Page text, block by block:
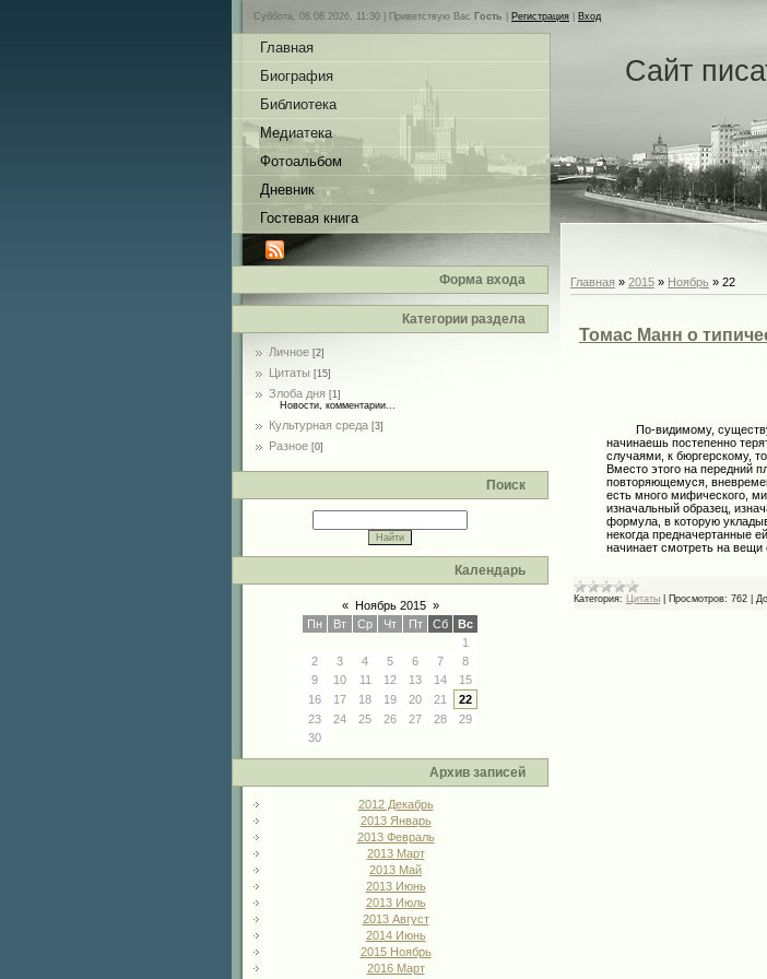
Суббота, 08.08.2026, 11:30 | Приветствую Вас Гость Регистрация Вход
Главная
Биография
Библиотека
Медиатека
Фотоальбом
Дневник
Гостевая книга
Форма входа
Категории раздела
Личное [2]
Цитаты [15]
Злоба дня [1]
Новости, комментарии...
Культурная среда [3]
Разное [0]
Поиск
Календарь
« Ноябрь 2015 »
Пн
Вт Ср Чт Пт Сб
Вс
1
2
3 4 5 6 7
8
9
10 11 12 13 14
15
16
17 18 19 20 21
22
23
24 25 26 27 28
29
30
Архив записей
2012 Декабрь
2013 Январь
2013 Февраль
2013 Март
2013 Май
2013 Июнь
2013 Июль
2013 Август
2014 Июнь
2015 Ноябрь
2016 Март
Сайт
Главная » 2015 » Ноябрь » 22
Томас Манн о
По-видимому, существует
начинаешь постепенно
случаями, к бюргерскому,
Вместо этого на передний
повторяющемуся,
есть много мифического,
изначальный образец,
формула, в которую
некогда предначертанные
начинает смотреть на вещи
Категория: Цитаты Просмотров: 762